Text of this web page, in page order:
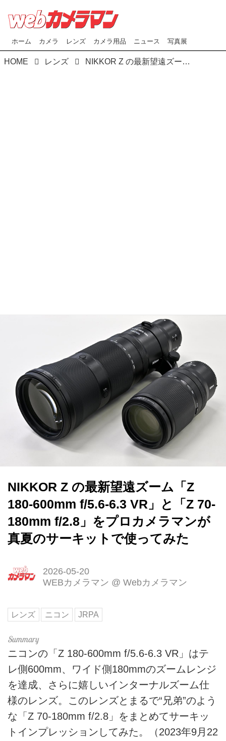
ホーム カメラ レンズ カメラ用品 ニュース 写真展
HOME レンズ NIKKOR Z の最新望遠ズーム「Z 180-600mm f/5.6-6.3 VR」と「Z 70-180mm f/2.8」をプロカメラマンが真夏のサーキットで使ってみた
NIKKOR Z の最新望遠ズーム「Z
180-600mm f/5.6-6.3 VR」と「Z 70-
180mm f/2.8」をプロカメラマンが
真夏のサーキットで使ってみた
2026-05-20
WEBカメラマン @ Webカメラマン
レンズ ニコン JRPA
ニコンの「Z 180-600mm f/5.6-6.3 VR」はテ
レ側600mm、ワイド側180mmのズームレンジ
を達成、さらに嬉しいインターナルズーム仕
様のレンズ。このレンズとまるで“兄弟”のよう
な「Z 70-180mm f/2.8」をまとめてサーキッ
トインプレッションしてみた。（2023年9月22